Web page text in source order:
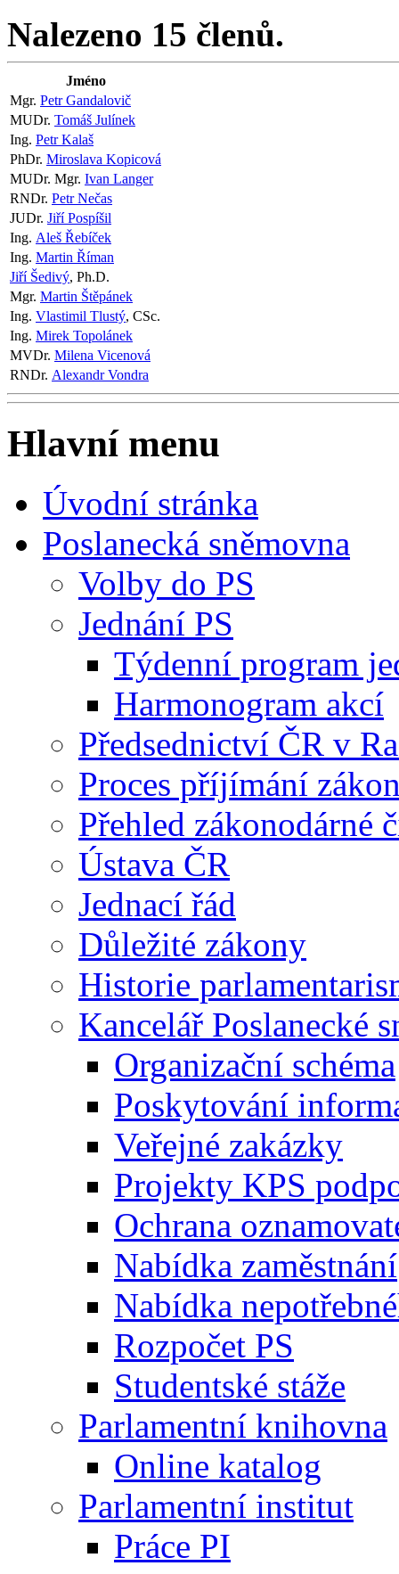
Nalezeno 15 členů.
Jméno
Mgr. Petr Gandalovič
MUDr. Tomáš Julínek
Ing. Petr Kalaš
PhDr. Miroslava Kopicová
MUDr. Mgr. Ivan Langer
RNDr. Petr Nečas
JUDr. Jiří Pospíšil
Ing. Aleš Řebíček
Ing. Martin Říman
Jiří Šedivý, Ph.D.
Mgr. Martin Štěpánek
Ing. Vlastimil Tlustý, CSc.
Ing. Mirek Topolánek
MVDr. Milena Vicenová
RNDr. Alexandr Vondra
Hlavní menu
Úvodní stránka
Poslanecká sněmovna
Volby do PS
Jednání PS
Týdenní program
Harmonogram akcí
Předsednictví ČR v
Proces příjímání
Přehled zákonodárné
Ústava ČR
Jednací řád
Důležité zákony
Historie
Kancelář Poslanecké
Organizační schéma
Poskytování
Veřejné zakázky
Projekty KPS
Ochrana
Nabídka zaměstnání
Nabídka
Rozpočet PS
Studentské stáže
Parlamentní knihovna
Online katalog
Parlamentní institut
Práce PI